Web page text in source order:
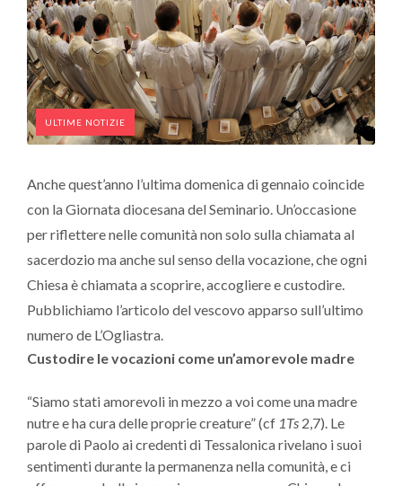
ULTIME NOTIZIE
Anche quest’anno l’ultima domenica di gennaio coincide
con la Giornata diocesana del Seminario. Un’occasione
per riflettere nelle comunità non solo sulla chiamata al
sacerdozio ma anche sul senso della vocazione, che ogni
Chiesa è chiamata a scoprire, accogliere e custodire.
Pubblichiamo l’articolo del vescovo apparso sull’ultimo
numero de L’Ogliastra.
Custodire le vocazioni come un’amorevole madre
“Siamo stati amorevoli in mezzo a voi come una madre
nutre e ha cura delle proprie creature” (cf 1Ts 2,7). Le
parole di Paolo ai credenti di Tessalonica rivelano i suoi
sentimenti durante la permanenza nella comunità, e ci